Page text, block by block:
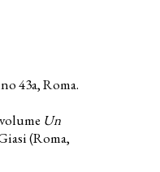
43a, Roma.
Un
(Roma,